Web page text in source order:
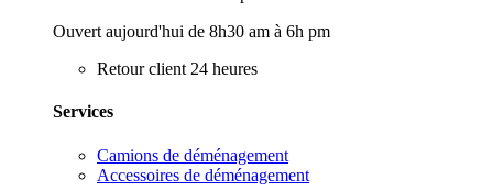
Ouvert aujourd'hui de 8h30 am à 6h pm
Retour client 24 heures
Services
Camions de déménagement
Accessoires de déménagement